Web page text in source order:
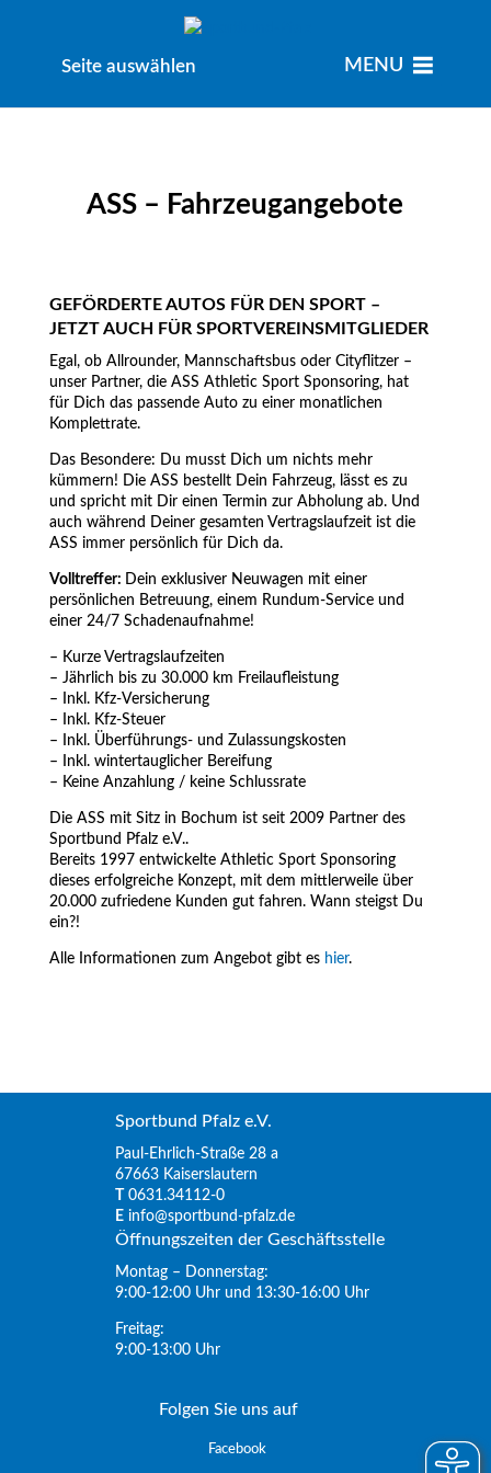
Seite auswählen MENU
ASS – Fahrzeugangebote
GEFÖRDERTE AUTOS FÜR DEN SPORT –
JETZT AUCH FÜR SPORTVEREINSMITGLIEDER
Egal, ob Allrounder, Mannschaftsbus oder Cityflitzer –
unser Partner, die ASS Athletic Sport Sponsoring, hat
für Dich das passende Auto zu einer monatlichen
Komplettrate.
Das Besondere: Du musst Dich um nichts mehr
kümmern! Die ASS bestellt Dein Fahrzeug, lässt es zu
und spricht mit Dir einen Termin zur Abholung ab. Und
auch während Deiner gesamten Vertragslaufzeit ist die
ASS immer persönlich für Dich da.
Volltreffer: Dein exklusiver Neuwagen mit einer
persönlichen Betreuung, einem Rundum-Service und
einer 24/7 Schadenaufnahme!
– Kurze Vertragslaufzeiten
– Jährlich bis zu 30.000 km Freilaufleistung
– Inkl. Kfz-Versicherung
– Inkl. Kfz-Steuer
– Inkl. Überführungs- und Zulassungskosten
– Inkl. wintertauglicher Bereifung
– Keine Anzahlung / keine Schlussrate
Die ASS mit Sitz in Bochum ist seit 2009 Partner des
Sportbund Pfalz e.V..
Bereits 1997 entwickelte Athletic Sport Sponsoring
dieses erfolgreiche Konzept, mit dem mittlerweile über
20.000 zufriedene Kunden gut fahren. Wann steigst Du
ein?!
Alle Informationen zum Angebot gibt es hier.
Sportbund Pfalz e.V.
Paul-Ehrlich-Straße 28 a
67663 Kaiserslautern
0631.34112-0
E info@sportbund-pfalz.de
Öffnungszeiten der Geschäftsstelle
Montag – Donnerstag:
9:00-12:00 Uhr und 13:30-16:00 Uhr
Freitag:
9:00-13:00 Uhr
Folgen Sie uns auf
Facebook